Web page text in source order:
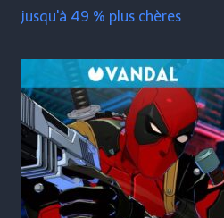
jusqu'à 49 % plus chères